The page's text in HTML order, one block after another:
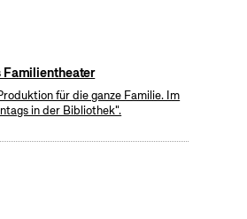
Familientheater
für die ganze Familie. Im
in der Bibliothek".